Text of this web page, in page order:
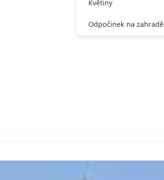
Květiny
Odpočinek na zahradě